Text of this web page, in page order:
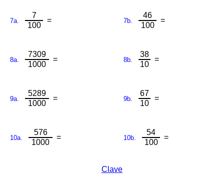
7a.
7
100
= 7b.
46
100
=
8a.
7309
1000
= 8b.
38
10
=
9a.
5289
1000
= 9b.
67
10
=
10a.
576
1000
= 10b.
54
100
=
Clave